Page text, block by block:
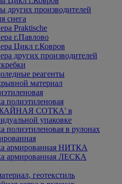
других производителей
снега
Praktische
г.Павлово
Цикл г.Ковров
других производителей
реагенты
материал
полиэтиленовая
СОТКА' в
упаковке
полиэтиленовая в рулонах
армированная НИТКА
армированная ЛЕСКА
геотекстиль